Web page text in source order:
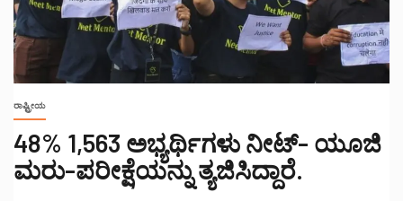
ರಾಷ್ಟ್ರೀಯ
48% 1,563 ಅಭ್ಯರ್ಥಿಗಳು ನೀಟ್- ಯೂಜಿ
ಮರು-ಪರೀಕ್ಷೆಯನ್ನು ತ್ಯಜಿಸಿದ್ದಾರೆ.